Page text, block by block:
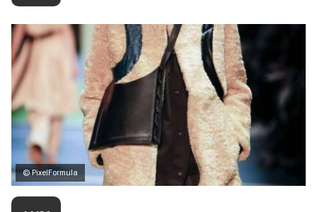
© PixelFormula